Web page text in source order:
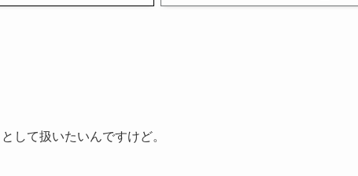
して扱いたいんですけど。